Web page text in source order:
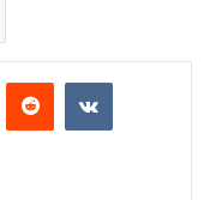
RedditVKontakte